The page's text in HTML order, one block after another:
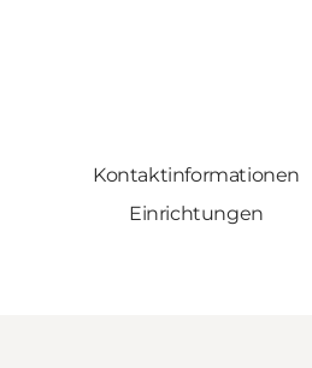
Kontaktinformationen
Einrichtungen